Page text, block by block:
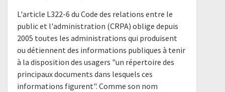
L'article L322-6 du Code des relations entre le
public et l'administration (CRPA) oblige depuis
2005 toutes les administrations qui produisent
ou détiennent des informations publiques à tenir
à la disposition des usagers "un répertoire des
principaux documents dans lesquels ces
informations figurent". Comme son nom